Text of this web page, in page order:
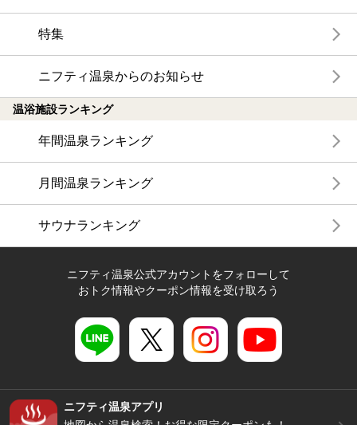
特集
ニフティ温泉からのお知らせ
温浴施設ランキング
年間温泉ランキング
月間温泉ランキング
サウナランキング
ニフティ温泉公式アカウントをフォローして
おトク情報やクーポン情報を受け取ろう
ニフティ温泉アプリ